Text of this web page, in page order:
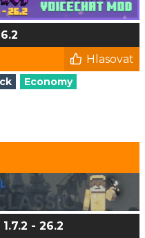
Hlasovat
Economy
1.7.2 - 26.2